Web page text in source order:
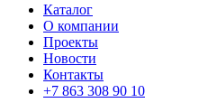
Каталог
О компании
Проекты
Новости
Контакты
+7 863 308 90 10